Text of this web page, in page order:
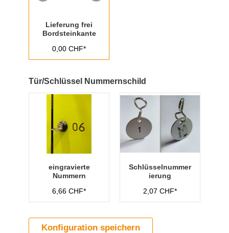
Lieferung frei
Bordsteinkante
0,00 CHF*
Tür/Schlüssel Nummernschild
eingravierte
Nummern
6,66 CHF*
Schlüsselnummer
ierung
2,07 CHF*
Konfiguration speichern